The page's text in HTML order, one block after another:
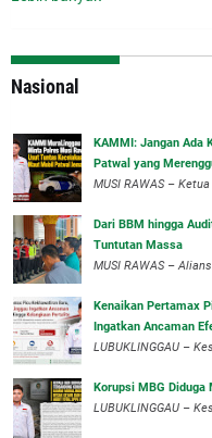
Nasional
‎KAMMI: Jangan Ada
Patwal yang
‎MUSI RAWAS –
Dari BBM hingga
Tuntutan Massa
MUSI RAWAS –
‎Kenaikan Pertamax
Ingatkan Ancaman
‎LUBUKLINGGAU –
Korupsi MBG Diduga
‎LUBUKLINGGAU –